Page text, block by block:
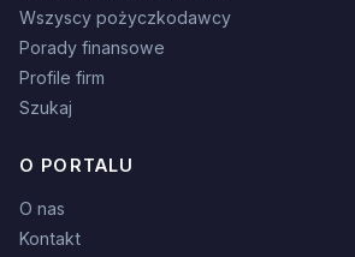
Wszyscy pożyczkodawcy
Porady finansowe
Profile firm
Szukaj
O PORTALU
O nas
Kontakt